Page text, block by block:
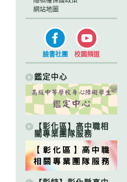
網站地圖
臉書社團 校園頻道
鑑定中心
【彰化區】高中職相
關專業團隊服務